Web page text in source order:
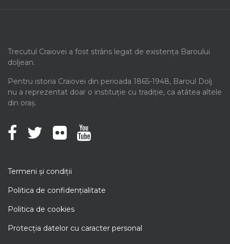
Trecutul Craiovei a fost strâns legat de existența Baroului
doljean.
Pentru istoria Craiovei din perioada 1865-1948, Baroul Dolj
nu a reprezentat doar o instituție cu tradiție, ca atâtea altele
din oraș.
Termeni şi condiţii
Politica de confidenţialitate
Politica de cookies
Protecţia datelor cu caracter personal